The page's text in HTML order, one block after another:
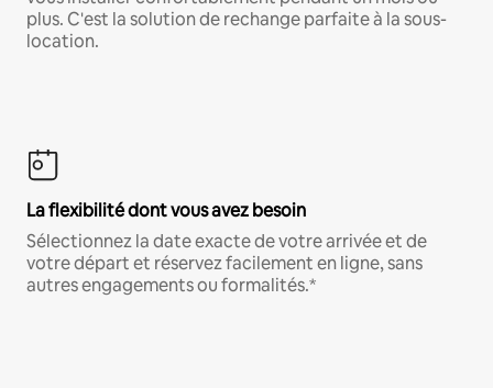
plus. C'est la solution de rechange parfaite à la sous-
location.
La flexibilité dont vous avez besoin
Sélectionnez la date exacte de votre arrivée et de
votre départ et réservez facilement en ligne, sans
autres engagements ou formalités.*